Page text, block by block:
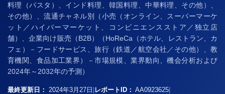
料理（パスタ）、インド料理、韓国料理、中華料理、その他）、
その他）、流通チャネル別（小売（オンライン、スーパーマーケ
ット／ハイパーマーケット、コンビニエンスストア／独立店
舗）、企業向け販売（B2B）（HoReCa（ホテル、レストラン、カ
フェ）－フードサービス、旅行（鉄道／航空会社／その他）、教
育機関、食品加工業界）－市場規模、業界動向、機会分析および
2024年～2032年の予測）
最終更新日： 2024年3月27日 レポートID： AA0923625